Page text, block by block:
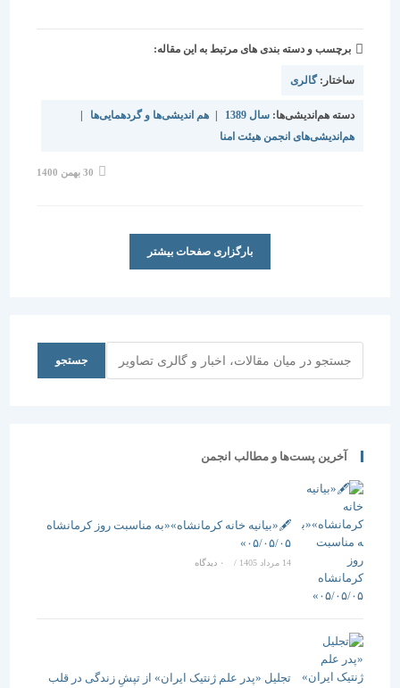
برچسب و دسته بندی های مرتبط به این مقاله:
ساختار:گالری
دسته هم‌اندیشی‌ها:سال 1389 | هم اندیشی‌ها و گردهمایی‌ها |
هم‌اندیشی‌های انجمن هیئت امنا
بارگزاری صفحات بیشتر
جستجو
آخرین پست‌ها و مطالب انجمن
🖋️«بیانیه خانه کرمانشاه»«به مناسبت روز کرمانشاه
۰۵/۰۵/۰۵»
/ ۰ دیدگاه
تجلیل «پدر علم ژنتیک ایران» از تپشِ زندگی در قلب